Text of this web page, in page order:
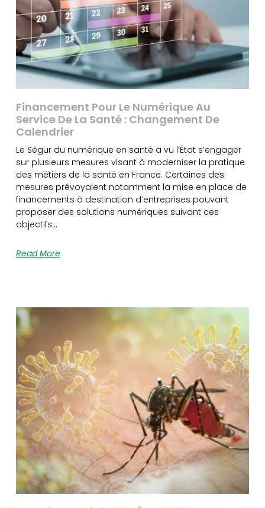
Financement Pour Le Numérique Au
Service De La Santé : Changement De
Calendrier
Le Ségur du numérique en santé a vu l’État s’engager
sur plusieurs mesures visant à moderniser la pratique
des métiers de la santé en France. Certaines des
mesures prévoyaient notamment la mise en place de
financements à destination d’entreprises pouvant
proposer des solutions numériques suivant ces
objectifs…
Read More